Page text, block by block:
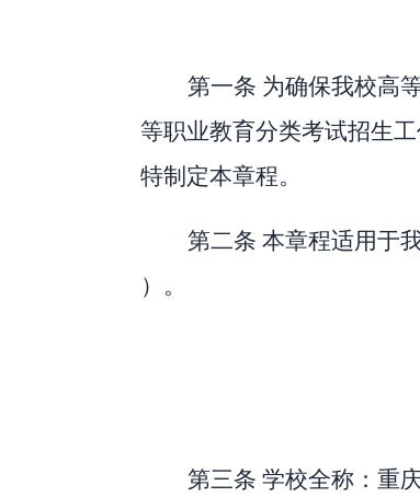
第一条 为确保我校高
等职业教育分类考试招生
特制定本章程。
第二条 本章程适用于
）。
第三条 学校全称：重